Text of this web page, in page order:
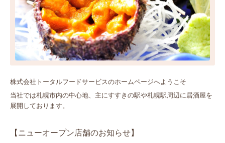
株式会社トータルフードサービスのホームページへようこそ
当社では札幌市内の中心地、主にすすきの駅や札幌駅周辺に居酒屋を
展開しております。
【ニューオープン店舗のお知らせ】